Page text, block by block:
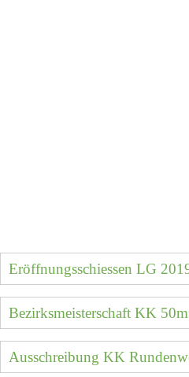
Eröffnungsschiessen LG
Bezirksmeisterschaft KK
Ausschreibung KK